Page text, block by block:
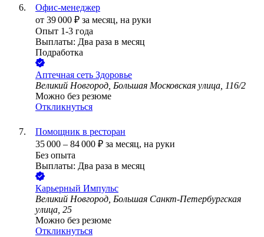
Офис-менеджер
от 39 000 ₽ за месяц, на руки
Опыт 1-3 года
Выплаты: Два раза в месяц
Подработка
Аптечная сеть Здоровье
Великий Новгород, Большая Московская улица, 116/2
Можно без резюме
Откликнуться
Помощник в ресторан
35 000 – 84 000 ₽ за месяц, на руки
Без опыта
Выплаты: Два раза в месяц
Карьерный Импульс
Великий Новгород, Большая Санкт-Петербургская
улица, 25
Можно без резюме
Откликнуться